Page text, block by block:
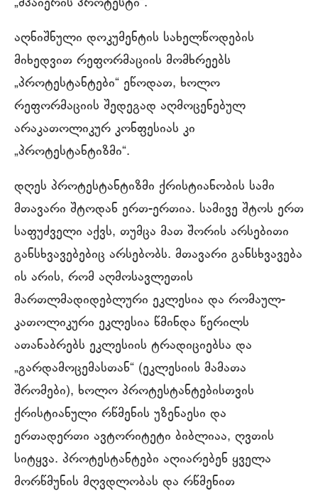
„შპაიერის პროტესტი“.
აღნიშნული დოკუმენტის სახელწოდების
მიხედვით რეფორმაციის მომხრეებს
„პროტესტანტები“ ეწოდათ, ხოლო
რეფორმაციის შედეგად აღმოცენებულ
არაკათოლიკურ კონფესიას კი
„პროტესტანტიზმი“.
დღეს პროტესტანტიზმი ქრისტიანობის სამი
მთავარი შტოდან ერთ-ერთია. სამივე შტოს ერთ
საფუძველი აქვს, თუმცა მათ შორის არსებითი
განსხვავებებიც არსებობს. მთავარი განსხვავება
ის არის, რომ აღმოსავლეთის
მართლმადიდებლური ეკლესია და რომაულ-
კათოლიკური ეკლესია წმინდა წერილს
ათანაბრებს ეკლესიის ტრადიციებსა და
„გარდამოცემასთან“ (ეკლესიის მამათა
შრომები), ხოლო პროტესტანტებისთვის
ქრისტიანული რწმენის უზენაესი და
ერთადერთი ავტორიტეტი ბიბლიაა, ღვთის
სიტყვა. პროტესტანტები აღიარებენ ყველა
მორწმუნის მღვდლობას და რწმენით